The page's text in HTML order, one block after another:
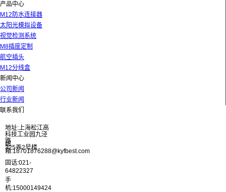
产品中心
M12防水连接器
太阳光模拟设备
视觉检测系统
M8插座定制
航空插头
M12分线盒
新闻中心
公司新闻
行业新闻
联系我们
地址:上海松江高
科技工业园九泾
路
325弄2号楼
邮
箱:18701876288@kyfbest.com
固话:021-
64822327
手
机:15000149424